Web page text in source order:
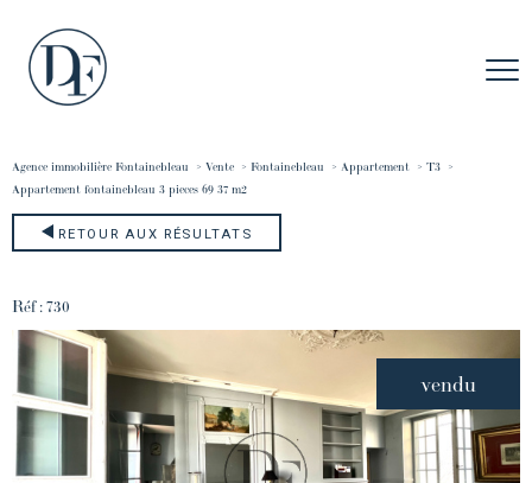
Agence immobilière Fontainebleau Vente Fontainebleau Appartement
T3
appartement fontainebleau 3 pieces 69 37 m2
RETOUR AUX RÉSULTATS
Réf : 730
vendu